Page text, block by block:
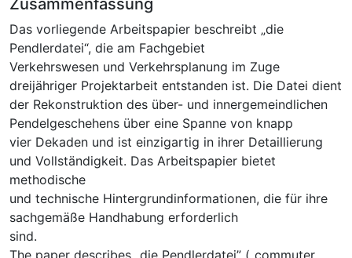
Das vorliegende Arbeitspapier beschreibt „die
Pendlerdatei“, die am Fachgebiet
Verkehrswesen und Verkehrsplanung im Zuge
dreijähriger Projektarbeit entstanden ist. Die Datei dient
der Rekonstruktion des über- und innergemeindlichen
Pendelgeschehens über eine Spanne von knapp
vier Dekaden und ist einzigartig in ihrer Detaillierung
und Vollständigkeit. Das Arbeitspapier bietet
methodische
und technische Hintergrundinformationen, die für ihre
sachgemäße Handhabung erforderlich
sind.
The paper describes „die Pendlerdatei” („commuter